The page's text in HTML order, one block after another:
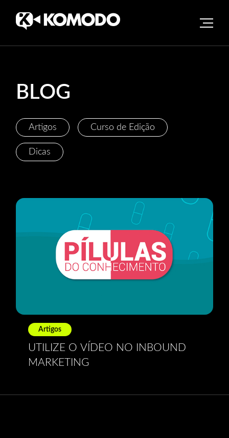
BLOG
Artigos Curso de Edição
Dicas
Artigos
UTILIZE O VÍDEO NO INBOUND
MARKETING